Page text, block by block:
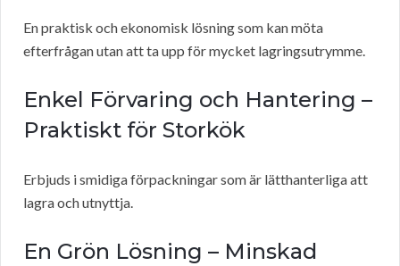
En praktisk och ekonomisk lösning som kan möta
efterfrågan utan att ta upp för mycket lagringsutrymme.
Enkel Förvaring och Hantering –
Praktiskt för Storkök
Erbjuds i smidiga förpackningar som är lätthanterliga att
lagra och utnyttja.
En Grön Lösning – Minskad